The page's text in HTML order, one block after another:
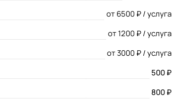
от 6500 ₽ / услуга
от 1200 ₽ / услуга
от 3000 ₽ / услуга
500 ₽
800 ₽